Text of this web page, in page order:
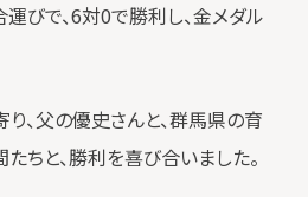
びで、6対0で勝利し、金メダル
、父の優史さんと、群馬県の育
ちと、勝利を喜び合いました。